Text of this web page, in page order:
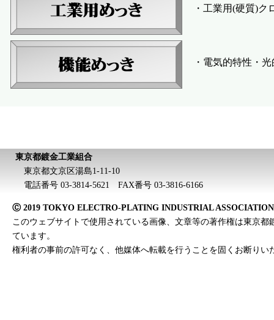
・工業用(硬質)ク
・電気的特性・光
東京都鍍金工業組合
東京都文京区湯島1-11-10
電話番号 03-3814-5621 FAX番号 03-3816-6166
Ⓒ 2019 TOKYO ELECTRO-PLATING INDUSTRIAL ASSOCIATION
このウェブサイトで使用されている画像、文章等の著作権は東京都
ています。
権利者の事前の許可なく、他媒体へ転載を行うことを固くお断りい